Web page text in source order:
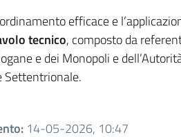
efficace e
tecnico, composto da
e dei Monopoli e
Settentrionale.
: 14-05-2026, 10:47